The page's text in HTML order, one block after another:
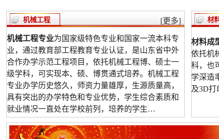
机械工程 [更多]
机械工程专业为国家级特色专业和国家一流本科专
业，通过教育部工程教育专业认证，是山东省中外
合作办学示范工程项目，依托机械工程博、硕士一
级学科，可实现本、硕、博贯通式培养。机械工程
专业办学历史悠久，师资力量雄厚，生源质量高，
具有突出的办学特色和专业优势，学生综合素质和
就业情况一直处在学校前列，培养的学生…
材
材料成
依托机
科，也
学深造
及3D